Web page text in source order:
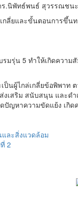
.นิพัทธ์พนธ์ สุวรรณชนะ
ลี่ยและขั้นตอนการขึ้น
มรุ่น 5 ทำให้เกิดคว
นผู้ไกล่เกลี่ยข้อพิพา
สริม สนับสนุน และดำ
ปัญหาความขัดแย้ง เกิ
ละสิ่งแวดล้อม
2